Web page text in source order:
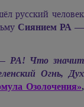
русский человек
Сиянием РА —
РА! Что значит
Огнь, Дух
Озолочения»,